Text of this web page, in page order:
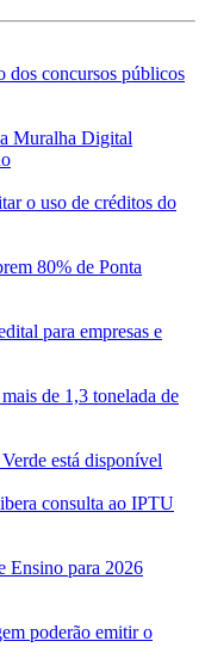
dos concursos públicos
Muralha Digital
o uso de créditos do
80% de Ponta
para empresas e
mais de 1,3 tonelada de
está disponível
consulta ao IPTU
Ensino para 2026
poderão emitir o